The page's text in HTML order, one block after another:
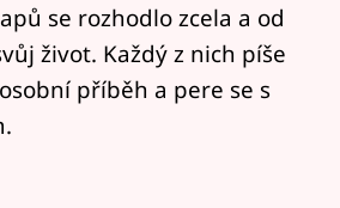
se rozhodlo zcela a od
život. Každý z nich píše
příběh a pere se s